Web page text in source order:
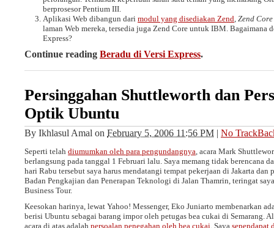
berprosesor Pentium III.
Aplikasi Web dibangun dari modul yang disediakan Zend Zend
laman Web mereka, tersedia juga Zend Core untuk IBM. Bagaimana
Express?
Continue reading Beradu di Versi Express.
Persinggahan Shuttleworth dan
Optik Ubuntu
By Ikhlasul Amal on February 5, 2006 11:56 PM | No
Seperti telah diumumkan oleh para pengundangnya, acara Mark
berlangsung pada tanggal 1 Februari lalu. Saya memang tidak berencana
hari Rabu tersebut saya harus mendatangi tempat pekerjaan di Jakarta dan
Badan Pengkajian dan Penerapan Teknologi di Jalan Thamrin, teringat
Business Tour.
Keesokan harinya, lewat Yahoo! Messenger, Eko Juniarto membenarkan
berisi Ubuntu sebagai barang impor oleh petugas bea cukai di Semarang.
acara di atas adalah persoalan penegahan oleh bea cukai. Saya sependapat